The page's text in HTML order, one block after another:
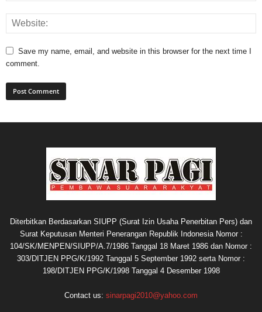
Save my name, email, and website in this browser for the next time I
comment.
Diterbitkan Berdasarkan SIUPP (Surat Izin Usaha Penerbitan Pers) dan
Surat Keputusan Menteri Penerangan Republik Indonesia Nomor :
104/SK/MENPEN/SIUPP/A.7/1986 Tanggal 18 Maret 1986 dan Nomor :
303/DITJEN PPG/K/1992 Tanggal 5 September 1992 serta Nomor :
198/DITJEN PPG/K/1998 Tanggal 4 Desember 1998
Contact us: sinarpagi2010@yahoo.com